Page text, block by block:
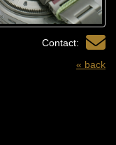
Contact:
« back